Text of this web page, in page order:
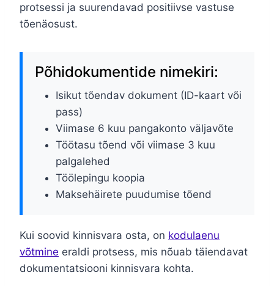
protsessi ja suurendavad positiivse vastuse
tõenäosust.
Põhidokumentide nimekiri:
Isikut tõendav dokument (ID-kaart või
pass)
Viimase 6 kuu pangakonto väljavõte
Töötasu tõend või viimase 3 kuu
palgalehed
Töölepingu koopia
Maksehäirete puudumise tõend
Kui soovid kinnisvara osta, on kodulaenu
võtmine eraldi protsess, mis nõuab täiendavat
dokumentatsiooni kinnisvara kohta.